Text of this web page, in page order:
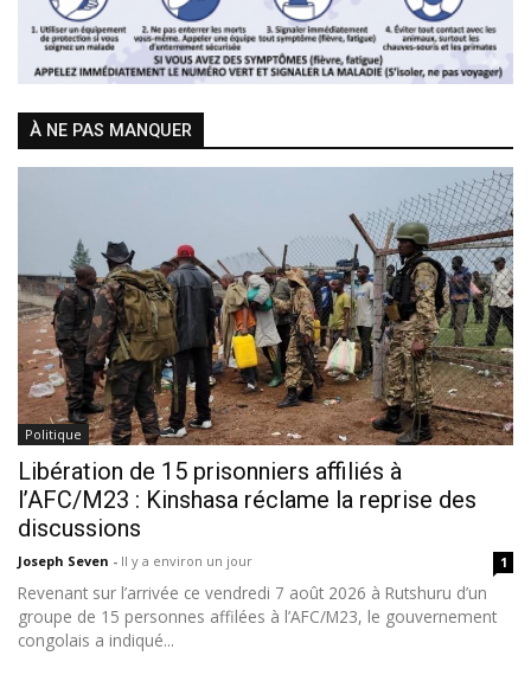
À NE PAS MANQUER
Politique
Libération de 15 prisonniers affiliés à
l’AFC/M23 : Kinshasa réclame la reprise des
discussions
Joseph Seven - Il y a environ un jour 1
Revenant sur l’arrivée ce vendredi 7 août 2026 à Rutshuru d’un
groupe de 15 personnes affilées à l’AFC/M23, le gouvernement
congolais a indiqué...